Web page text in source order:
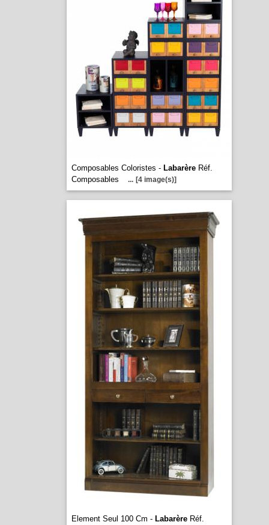
Composables Coloristes - LabarèreRéf.
Composables
... [4 image(s)]
Element Seul 100 Cm - LabarèreRéf.